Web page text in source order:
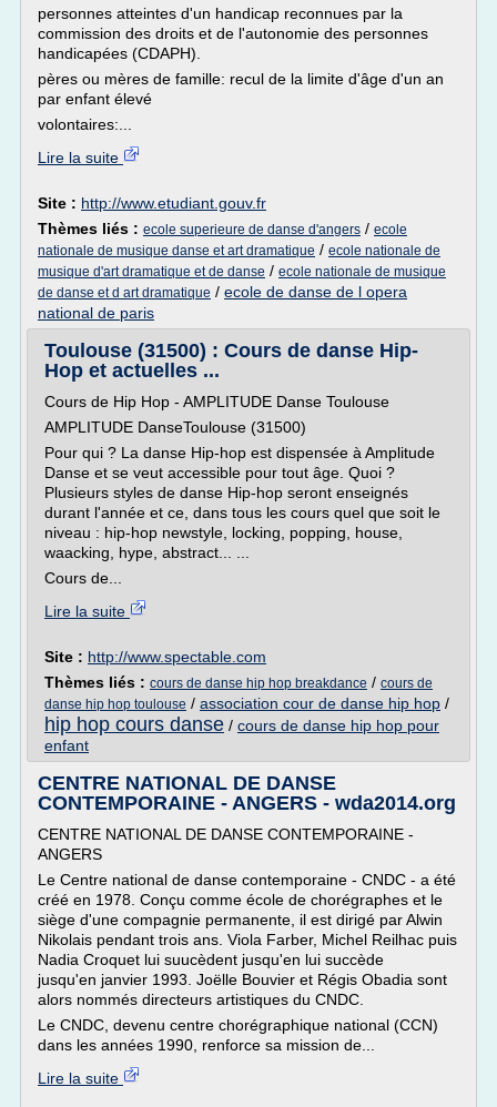
personnes atteintes d'un handicap reconnues par la
commission des droits et de l'autonomie des personnes
handicapées (CDAPH).
pères ou mères de famille: recul de la limite d'âge d'un an
par enfant élevé
volontaires:...
Lire la suite
Site : http://www.etudiant.gouv.fr
Thèmes liés : ecole superieure de danse d'angers / ecole
nationale de musique danse et art dramatique / ecole nationale de
musique d'art dramatique et de danse / ecole nationale de musique
de danse et d art dramatique / ecole de danse de l opera
national de paris
Toulouse (31500) : Cours de danse Hip-
Hop et actuelles ...
Cours de Hip Hop - AMPLITUDE Danse Toulouse
AMPLITUDE DanseToulouse (31500)
Pour qui ? La danse Hip-hop est dispensée à Amplitude
Danse et se veut accessible pour tout âge. Quoi ?
Plusieurs styles de danse Hip-hop seront enseignés
durant l'année et ce, dans tous les cours quel que soit le
niveau : hip-hop newstyle, locking, popping, house,
waacking, hype, abstract... ...
Cours de...
Lire la suite
Site : http://www.spectable.com
Thèmes liés : cours de danse hip hop breakdance / cours de
danse hip hop toulouse / association cour de danse hip hop /
hip hop cours danse / cours de danse hip hop pour
enfant
CENTRE NATIONAL DE DANSE
CONTEMPORAINE - ANGERS - wda2014.org
CENTRE NATIONAL DE DANSE CONTEMPORAINE -
ANGERS
Le Centre national de danse contemporaine - CNDC - a été
créé en 1978. Conçu comme école de chorégraphes et le
siège d'une compagnie permanente, il est dirigé par Alwin
Nikolais pendant trois ans. Viola Farber, Michel Reilhac puis
Nadia Croquet lui suucèdent jusqu'en lui succède
jusqu'en janvier 1993. Joëlle Bouvier et Régis Obadia sont
alors nommés directeurs artistiques du CNDC.
Le CNDC, devenu centre chorégraphique national (CCN)
dans les années 1990, renforce sa mission de...
Lire la suite